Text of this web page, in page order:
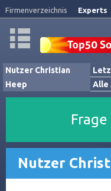
Firmenverzeichnis Experts
Nutzer Christian
Heep
Alle
Nutzer